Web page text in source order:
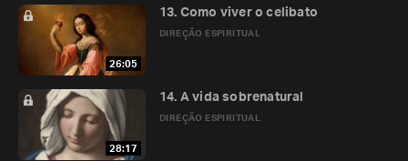
26:05
DIREÇÃO ESPIRITUAL
13. Como viver o celibato
28:17
DIREÇÃO ESPIRITUAL
14. A vida sobrenatural